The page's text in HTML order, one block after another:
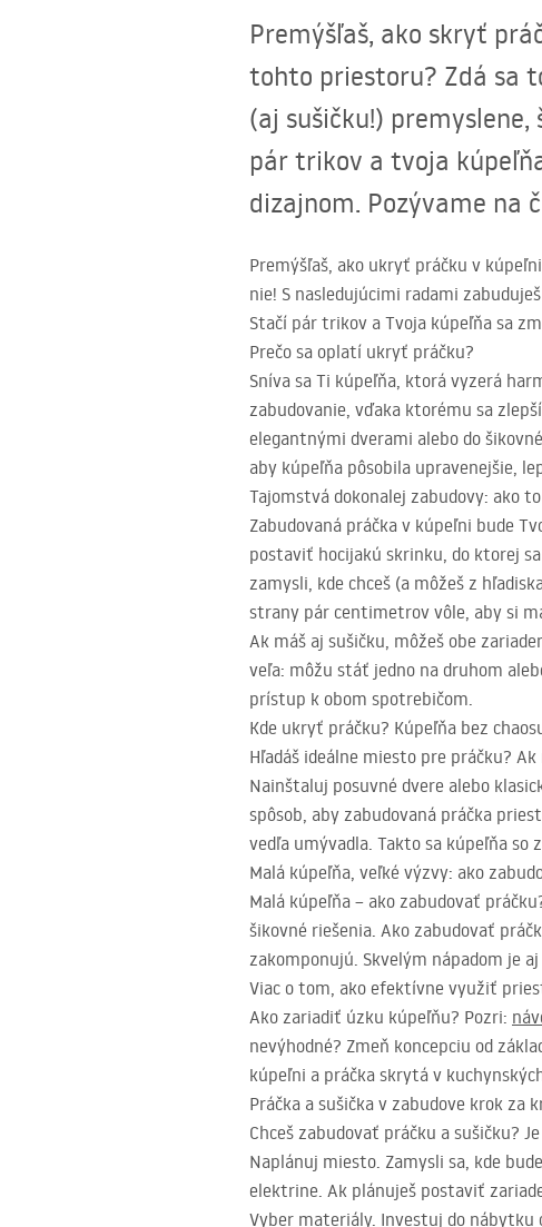
Kúpeľňové doplnky a nábytok
Premýšľaš, ako skryť
tohto priestoru? Zdá sa
(aj sušičku!)
pár trikov a tvoja
dizajnom. Pozývame na
Premýšľaš, ako ukryť práčku v
nie! S nasledujúcimi radami
Stačí pár trikov a Tvoja kúpeľňa sa
Prečo sa oplatí ukryť práčku?
Sníva sa Ti kúpeľňa, ktorá vyzerá
zabudovanie, vďaka ktorému sa
elegantnými dverami alebo do
aby kúpeľňa pôsobila upravenejšie,
Tajomstvá dokonalej zabudovy: ako
Zabudovaná práčka v kúpeľni bude
postaviť hocijakú skrinku, do ktorej
zamysli, kde chceš (a môžeš z
strany pár centimetrov vôle, aby si
Ak máš aj sušičku, môžeš obe
veľa: môžu stáť jedno na druhom
prístup k obom spotrebičom.
Kde ukryť práčku? Kúpeľňa bez
Hľadáš ideálne miesto pre práčku?
Nainštaluj posuvné dvere alebo
spôsob, aby zabudovaná práčka
vedľa umývadla. Takto sa kúpeľňa
Malá kúpeľňa, veľké výzvy: ako
Malá kúpeľňa – ako zabudovať
šikovné riešenia. Ako zabudovať
zakomponujú. Skvelým nápadom je
Viac o tom, ako efektívne využiť
Ako zariadiť úzku kúpeľňu? Pozri:
nevýhodné? Zmeň koncepciu od
kúpeľni a práčka skrytá v
Práčka a sušička v zabudove krok za
Chceš zabudovať práčku a sušičku?
Naplánuj miesto. Zamysli sa, kde
elektrine. Ak plánuješ postaviť
Vyber materiály. Investuj do nábytku